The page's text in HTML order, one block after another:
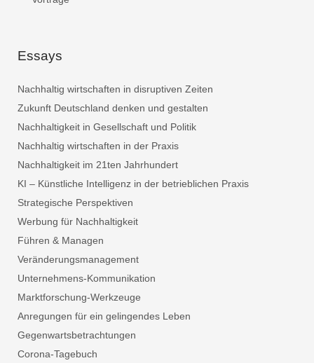
Essays
Nachhaltig wirtschaften in disruptiven Zeiten
Zukunft Deutschland denken und gestalten
Nachhaltigkeit in Gesellschaft und Politik
Nachhaltig wirtschaften in der Praxis
Nachhaltigkeit im 21ten Jahrhundert
KI – Künstliche Intelligenz in der betrieblichen Praxis
Strategische Perspektiven
Werbung für Nachhaltigkeit
Führen & Managen
Veränderungsmanagement
Unternehmens-Kommunikation
Marktforschung-Werkzeuge
Anregungen für ein gelingendes Leben
Gegenwartsbetrachtungen
Corona-Tagebuch